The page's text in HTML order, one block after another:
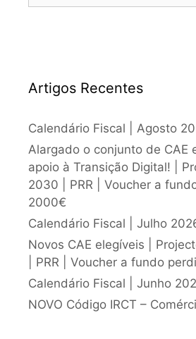
Artigos Recentes
Calendário Fiscal | Agosto
Alargado o conjunto de CAE
apoio à Transição Digital! |
2030 | PRR | Voucher a
2000€
Calendário Fiscal | Julho
Novos CAE elegíveis |
| PRR | Voucher a fundo
Calendário Fiscal | Junho
NOVO Código IRCT –